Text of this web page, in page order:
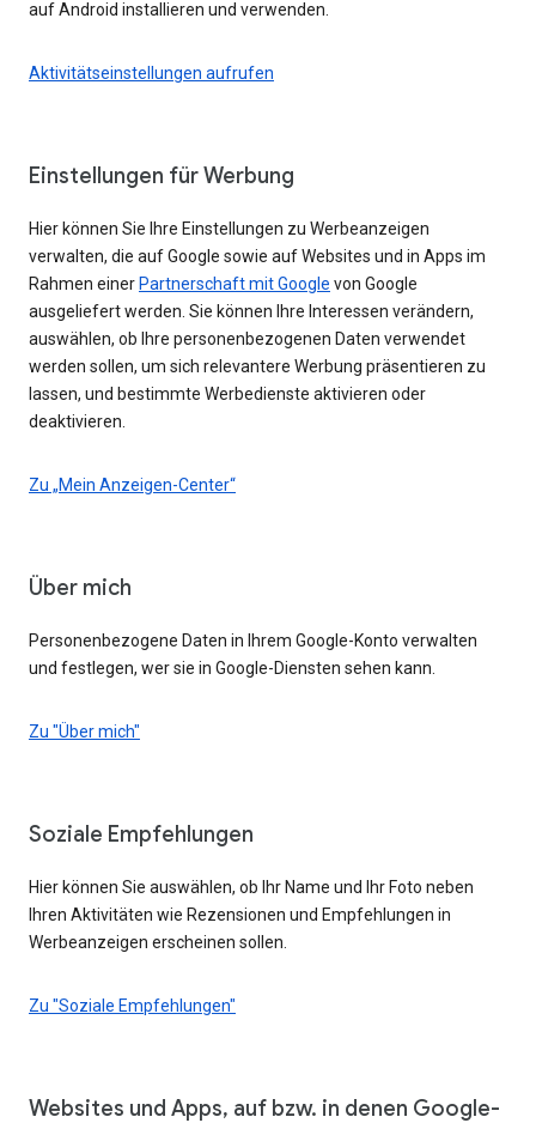
auf Android installieren und verwenden.
Aktivitätseinstellungen aufrufen
Einstellungen für Werbung
Hier können Sie Ihre Einstellungen zu Werbeanzeigen
verwalten, die auf Google sowie auf Websites und in Apps im
Rahmen einer Partnerschaft mit Google von Google
ausgeliefert werden. Sie können Ihre Interessen verändern,
auswählen, ob Ihre personenbezogenen Daten verwendet
werden sollen, um sich relevantere Werbung präsentieren zu
lassen, und bestimmte Werbedienste aktivieren oder
deaktivieren.
Zu „Mein Anzeigen-Center“
Über mich
Personenbezogene Daten in Ihrem Google-Konto verwalten
und festlegen, wer sie in Google-Diensten sehen kann.
Zu "Über mich"
Soziale Empfehlungen
Hier können Sie auswählen, ob Ihr Name und Ihr Foto neben
Ihren Aktivitäten wie Rezensionen und Empfehlungen in
Werbeanzeigen erscheinen sollen.
Zu "Soziale Empfehlungen"
Websites und Apps, auf bzw. in denen Google-